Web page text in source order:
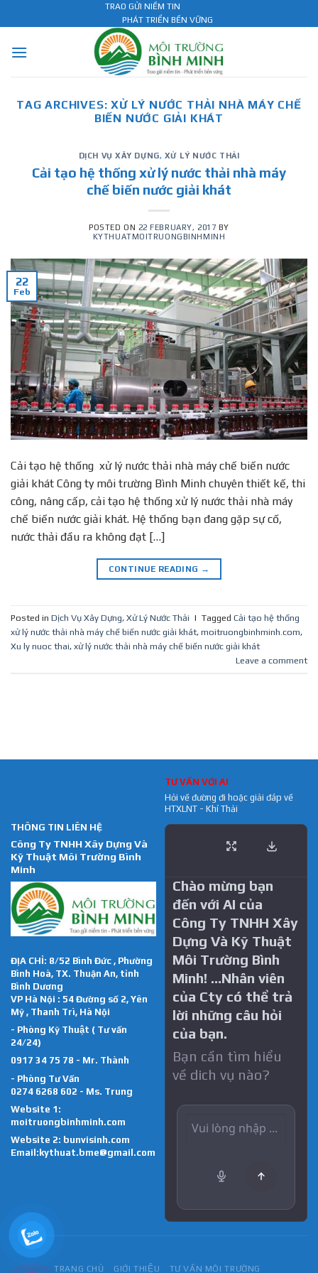
to
TRAO GỬI NIỀM TIN
PHÁT TRIỂN BỀN VỮNG
TAG ARCHIVES:XỬ LÝ NƯỚC THẢI NHÀ MÁY CHẾ
BIẾN NƯỚC GIẢI KHÁT
DỊCH VỤ XÂY DỰNG, XỬ LÝ NƯỚC THẢI
Cải tạo hệ thống xử lý nước thải nhà máy
chế biến nước giải khát
POSTED ON 22 FEBRUARY, 2017 BY
KYTHUATMOITRUONGBINHMINH
22
Feb
Cải tạo hệ thống xử lý nước thải nhà máy chế biến nước
giải khát Công ty môi trường Bình Minh chuyên thiết kế, thi
công, nâng cấp, cải tạo hệ thống xử lý nước thải nhà máy
chế biến nước giải khát. Hệ thống bạn đang gặp sự cố,
nước thải đầu ra không đạt […]
CONTINUE READING →
Posted in Dịch Vụ Xây Dựng, Xử Lý Nước Thải | Tagged Cải tạo hệ thống
xử lý nước thải nhà máy chế biến nước giải khát, moitruongbinhminh.com,
Xu ly nuoc thai, xử lý nước thải nhà máy chế biến nước giải khát
Leave a comment
THÔNG TIN LIÊN HỆ
Công Ty TNHH Xây Dựng Và
Kỹ Thuật Môi Trường Bình
Minh
ĐỊA CHỈ: 8/52 Bình Đức , Phường
Bình Hoà, TX. Thuận An, tỉnh
Bình Dương
VP Hà Nội : 54 Đường số 2, Yên
Mỹ , Thanh Trì, Hà Nội
- Phòng Kỹ Thuật ( Tư vấn
24/24)
0917 34 75 78 - Mr. Thành
- Phòng Tư Vấn
0274 6268 602 - Ms. Trung
Website 1:
moitruongbinhminh.com
Website 2: bunvisinh.com
Email:kythuat.bme@gmail.com
TƯ VẤN VỚI AI
Hỏi về đường đi hoặc giải đáp về
HTXLNT - Khí Thải
Chào mừng bạn
đến với AI của
Công Ty TNHH Xây
Dựng Và Kỹ Thuật
Môi Trường Bình
Minh! …Nhân viên
của Cty có thể trả
lời những câu hỏi
của bạn.
Bạn cần tìm hiểu
về dich vụ nào?
TRANG CHỦ GIỚI THIỆU TƯ VẤN MÔI TRƯỜNG